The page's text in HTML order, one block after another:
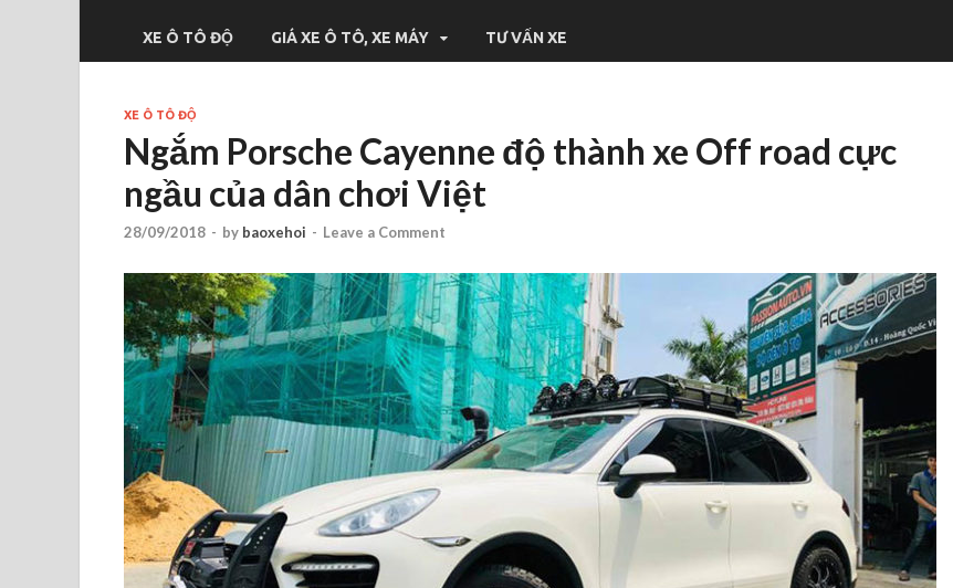
XE Ô TÔ ĐỘ GIÁ XE Ô TÔ, XE MÁY TƯ VẤN XE
XE Ô TÔ ĐỘ
Ngắm Porsche Cayenne độ thành xe Off road cực
ngầu của dân chơi Việt
28/09/2018 - by baoxehoi - Leave a Comment